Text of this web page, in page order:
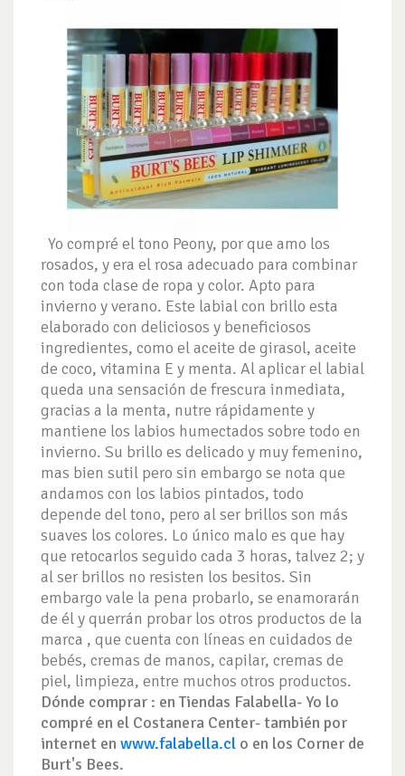
Yo compré el tono Peony, por que amo los
rosados, y era el rosa adecuado para combinar
con toda clase de ropa y color. Apto para
invierno y verano. Este labial con brillo esta
elaborado con deliciosos y beneficiosos
ingredientes, como el aceite de girasol, aceite
de coco, vitamina E y menta. Al aplicar el labial
queda una sensación de frescura inmediata,
gracias a la menta, nutre rápidamente y
mantiene los labios humectados sobre todo en
invierno. Su brillo es delicado y muy femenino,
mas bien sutil pero sin embargo se nota que
andamos con los labios pintados, todo
depende del tono, pero al ser brillos son más
suaves los colores. Lo único malo es que hay
que retocarlos seguido cada 3 horas, talvez 2; y
al ser brillos no resisten los besitos. Sin
embargo vale la pena probarlo, se enamorarán
de él y querrán probar los otros productos de la
marca , que cuenta con líneas en cuidados de
bebés, cremas de manos, capilar, cremas de
piel, limpieza, entre muchos otros productos.
Dónde comprar : en Tiendas Falabella- Yo lo
compré en el Costanera Center- también por
internet en www.falabella.cl o en los Corner de
Burt's Bees.